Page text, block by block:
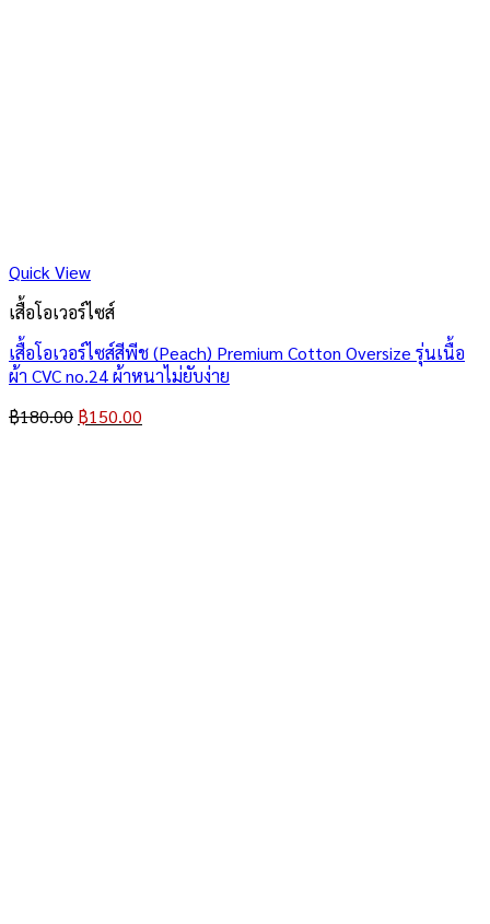
Quick View
เสื้อโอเวอร์ไซส์
เสื้อโอเวอร์ไซส์สีพีช (Peach) Premium Cotton Oversize รุ่นเนื้อ
ผ้า CVC no.24 ผ้าหนาไม่ยับง่าย
฿180.00 Original
฿150.00